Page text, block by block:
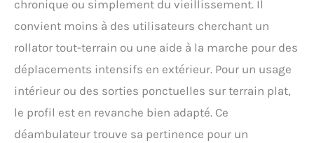
chronique ou simplement du vieillissement. Il
convient moins à des utilisateurs cherchant un
rollator tout-terrain ou une aide à la marche pour des
déplacements intensifs en extérieur. Pour un usage
intérieur ou des sorties ponctuelles sur terrain plat,
le profil est en revanche bien adapté. Ce
déambulateur trouve sa pertinence pour un